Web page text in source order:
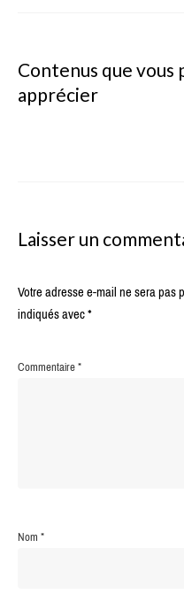
Contenus que vous
apprécier
Laisser un
Votre adresse e-mail ne sera pas
indiqués avec*
Commentaire*
Nom*